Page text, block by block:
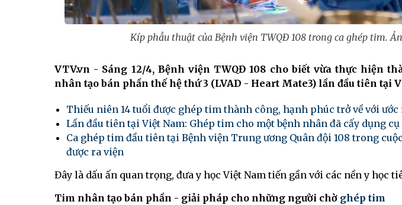
Kíp phẫu thuật của Bệnh viện TWQĐ 108 trong ca ghép tim.
VTV.vn - Sáng 12/4, Bệnh viện TWQĐ 108 cho biết vừa thực hiện
nhân tạo bán phần thế hệ thứ 3 (LVAD - Heart Mate3) lần đầu tiên tại
Thiếu niên 14 tuổi được ghép tim thành công, hạnh phúc trở về với ước
Lần đầu tiên tại Việt Nam: Ghép tim cho một bệnh nhân đã cấy dụng
Ca ghép tim đầu tiên tại Bệnh viện Trung ương Quân đội 108 trong
được ra viện
Đây là dấu ấn quan trọng, đưa y học Việt Nam tiến gần với các nền y học
Tim nhân tạo bán phần - giải pháp cho những người chờ ghép tim